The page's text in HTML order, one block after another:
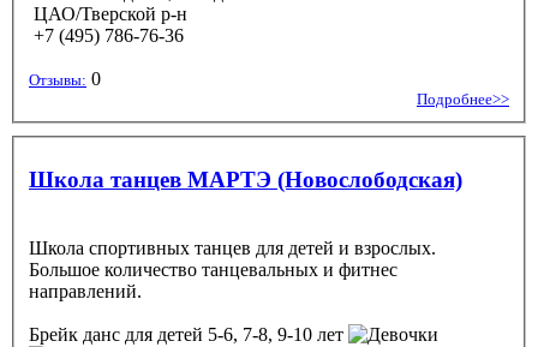
ЦАО/Тверской р-н
+7 (495) 786-76-36
Отзывы: 0
Подробнее>>
Школа танцев МАРТЭ (Новослободская)
Школа спортивных танцев для детей и взрослых.
Большое количество танцевальных и фитнес
направлений.
Брейк данс для детей 5-6, 7-8, 9-10 лет